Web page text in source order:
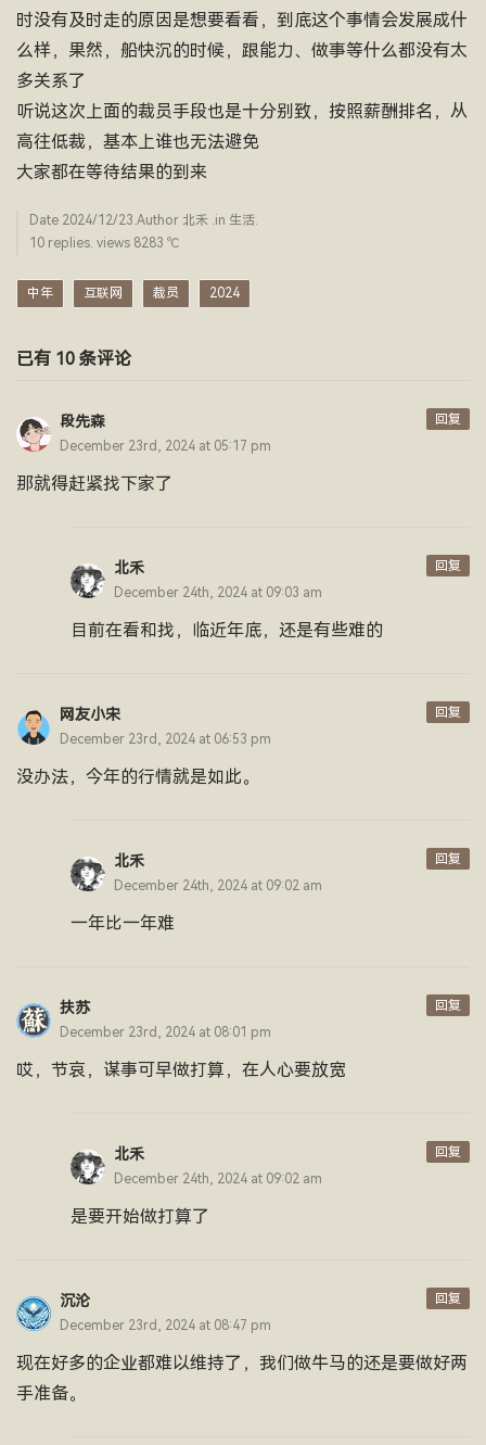
时没有及时走的原因是想要看看，到底这个事情会发展成什
么样，果然，船快沉的时候，跟能力、做事等什么都没有太
多关系了
听说这次上面的裁员手段也是十分别致，按照薪酬排名，从
高往低裁，基本上谁也无法避免
大家都在等待结果的到来
Date 2024/12/23.Author 北禾 .in 生活.
10 replies. views 8283 ­℃
中年 互联网 裁员 2024
已有 10 条评论
段先森
December 23rd, 2024 at 05:17 pm
那就得赶紧找下家了
回复
北禾
December 24th, 2024 at 09:03 am
目前在看和找，临近年底，还是有些难的
回复
网友小宋
December 23rd, 2024 at 06:53 pm
没办法，今年的行情就是如此。
回复
北禾
December 24th, 2024 at 09:02 am
一年比一年难
回复
扶苏
December 23rd, 2024 at 08:01 pm
哎，节哀，谋事可早做打算，在人心要放宽
回复
北禾
December 24th, 2024 at 09:02 am
是要开始做打算了
回复
沉沦
December 23rd, 2024 at 08:47 pm
现在好多的企业都难以维持了，我们做牛马的还是要做好两
手准备。
回复